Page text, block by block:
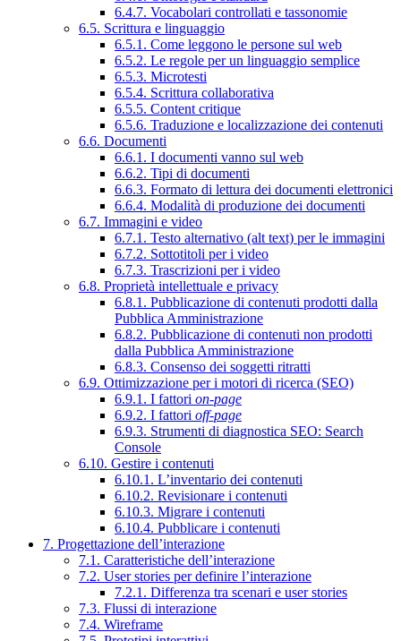
6.4.7. Vocabolari controllati e tassonomie
6.5. Scrittura e linguaggio
6.5.1. Come leggono le persone sul web
6.5.2. Le regole per un linguaggio semplice
6.5.3. Microtesti
6.5.4. Scrittura collaborativa
6.5.5. Content critique
6.5.6. Traduzione e localizzazione dei contenuti
6.6. Documenti
6.6.1. I documenti vanno sul web
6.6.2. Tipi di documenti
6.6.3. Formato di lettura dei documenti elettronici
6.6.4. Modalità di produzione dei documenti
6.7. Immagini e video
6.7.1. Testo alternativo (alt text) per le immagini
6.7.2. Sottotitoli per i video
6.7.3. Trascrizioni per i video
6.8. Proprietà intellettuale e privacy
6.8.1. Pubblicazione di contenuti prodotti dalla
Pubblica Amministrazione
6.8.2. Pubblicazione di contenuti non prodotti
dalla Pubblica Amministrazione
6.8.3. Consenso dei soggetti ritratti
6.9. Ottimizzazione per i motori di ricerca (SEO)
6.9.1. I fattori on-page
6.9.2. I fattori off-page
6.9.3. Strumenti di diagnostica SEO: Search
Console
6.10. Gestire i contenuti
6.10.1. L’inventario dei contenuti
6.10.2. Revisionare i contenuti
6.10.3. Migrare i contenuti
6.10.4. Pubblicare i contenuti
7. Progettazione dell’interazione
7.1. Caratteristiche dell’interazione
7.2. User stories per definire l’interazione
7.2.1. Differenza tra scenari e user stories
7.3. Flussi di interazione
7.4. Wireframe